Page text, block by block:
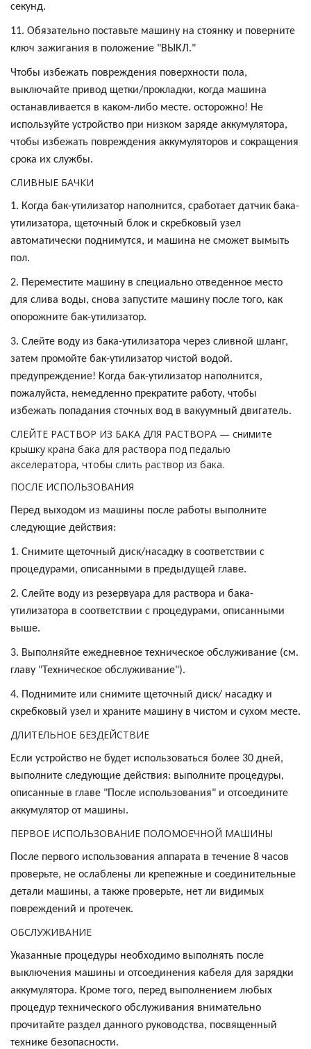
секунд.
11. Обязательно поставьте машину на стоянку и поверните
ключ зажигания в положение "ВЫКЛ."
Чтобы избежать повреждения поверхности пола,
выключайте привод щетки/прокладки, когда машина
останавливается в каком-либо месте. осторожно! Не
используйте устройство при низком заряде аккумулятора,
чтобы избежать повреждения аккумуляторов и сокращения
срока их службы.
СЛИВНЫЕ БАЧКИ
1. Когда бак-утилизатор наполнится, сработает датчик бака-
утилизатора, щеточный блок и скребковый узел
автоматически поднимутся, и машина не сможет вымыть
пол.
2. Переместите машину в специально отведенное место
для слива воды, снова запустите машину после того, как
опорожните бак-утилизатор.
3. Слейте воду из бака-утилизатора через сливной шланг,
затем промойте бак-утилизатор чистой водой.
предупреждение! Когда бак-утилизатор наполнится,
пожалуйста, немедленно прекратите работу, чтобы
избежать попадания сточных вод в вакуумный двигатель.
СЛЕЙТЕ РАСТВОР ИЗ БАКА ДЛЯ РАСТВОРА — снимите
крышку крана бака для раствора под педалью
акселератора, чтобы слить раствор из бака.
ПОСЛЕ ИСПОЛЬЗОВАНИЯ
Перед выходом из машины после работы выполните
следующие действия:
1. Снимите щеточный диск/насадку в соответствии с
процедурами, описанными в предыдущей главе.
2. Слейте воду из резервуара для раствора и бака-
утилизатора в соответствии с процедурами, описанными
выше.
3. Выполняйте ежедневное техническое обслуживание (см.
главу "Техническое обслуживание").
4. Поднимите или снимите щеточный диск/ насадку и
скребковый узел и храните машину в чистом и сухом месте.
ДЛИТЕЛЬНОЕ БЕЗДЕЙСТВИЕ
Если устройство не будет использоваться более 30 дней,
выполните следующие действия: выполните процедуры,
описанные в главе "После использования" и отсоедините
аккумулятор от машины.
ПЕРВОЕ ИСПОЛЬЗОВАНИЕ ПОЛОМОЕЧНОЙ МАШИНЫ
После первого использования аппарата в течение 8 часов
проверьте, не ослаблены ли крепежные и соединительные
детали машины, а также проверьте, нет ли видимых
повреждений и протечек.
ОБСЛУЖИВАНИЕ
Указанные процедуры необходимо выполнять после
выключения машины и отсоединения кабеля для зарядки
аккумулятора. Кроме того, перед выполнением любых
процедур технического обслуживания внимательно
прочитайте раздел данного руководства, посвященный
технике безопасности.